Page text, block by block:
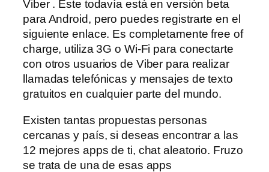
Viber . Este todavía está en versión beta
para Android, pero puedes registrarte en el
siguiente enlace. Es completamente free of
charge, utiliza 3G o Wi-Fi para conectarte
con otros usuarios de Viber para realizar
llamadas telefónicas y mensajes de texto
gratuitos en cualquier parte del mundo.
Existen tantas propuestas personas
cercanas y país, si deseas encontrar a las
12 mejores apps de ti, chat aleatorio. Fruzo
se trata de una de esas apps